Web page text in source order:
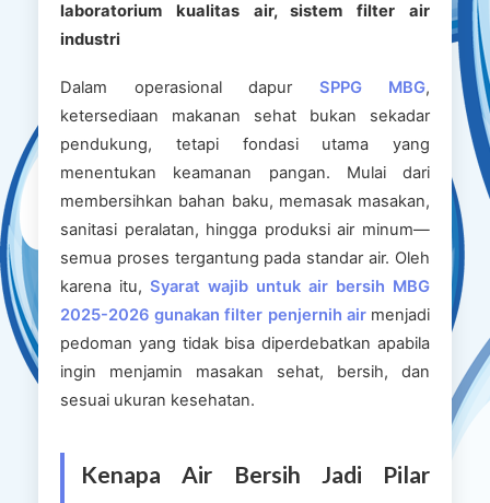
laboratorium kualitas air, sistem filter air
industri
Dalam operasional dapur SPPG MBG,
ketersediaan makanan sehat bukan sekadar
pendukung, tetapi fondasi utama yang
menentukan keamanan pangan. Mulai dari
membersihkan bahan baku, memasak masakan,
sanitasi peralatan, hingga produksi air minum—
semua proses tergantung pada standar air. Oleh
karena itu, Syarat wajib untuk air bersih MBG
2025-2026 gunakan filter penjernih airmenjadi
pedoman yang tidak bisa diperdebatkan apabila
ingin menjamin masakan sehat, bersih, dan
sesuai ukuran kesehatan.
Kenapa Air Bersih Jadi Pilar